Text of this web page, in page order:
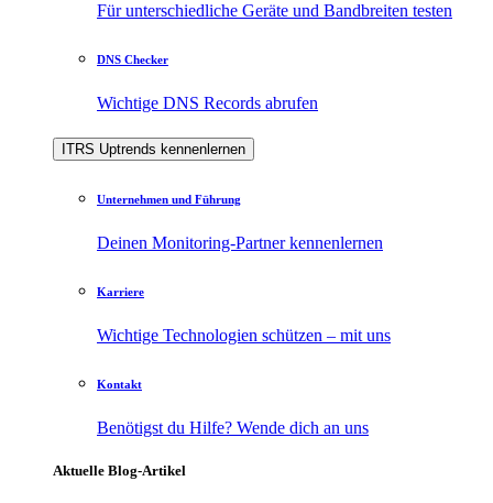
Für unterschiedliche Geräte und Bandbreiten testen
DNS Checker
Wichtige DNS Records abrufen
ITRS Uptrends kennenlernen
Unternehmen und Führung
Deinen Monitoring-Partner kennenlernen
Karriere
Wichtige Technologien schützen – mit uns
Kontakt
Benötigst du Hilfe? Wende dich an uns
Aktuelle Blog-Artikel